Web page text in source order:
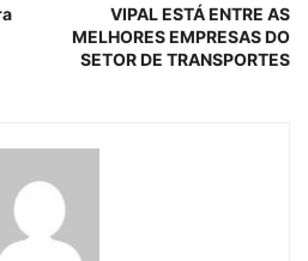
VIPAL ESTÁ ENTRE AS
MELHORES EMPRESAS DO
SETOR DE TRANSPORTES